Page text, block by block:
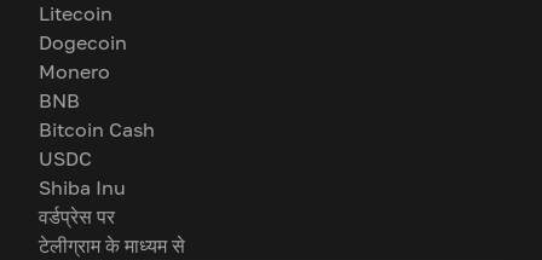
Litecoin
Dogecoin
Monero
BNB
Bitcoin Cash
USDC
Shiba Inu
वर्डप्रेस पर
टेलीग्राम के माध्यम से